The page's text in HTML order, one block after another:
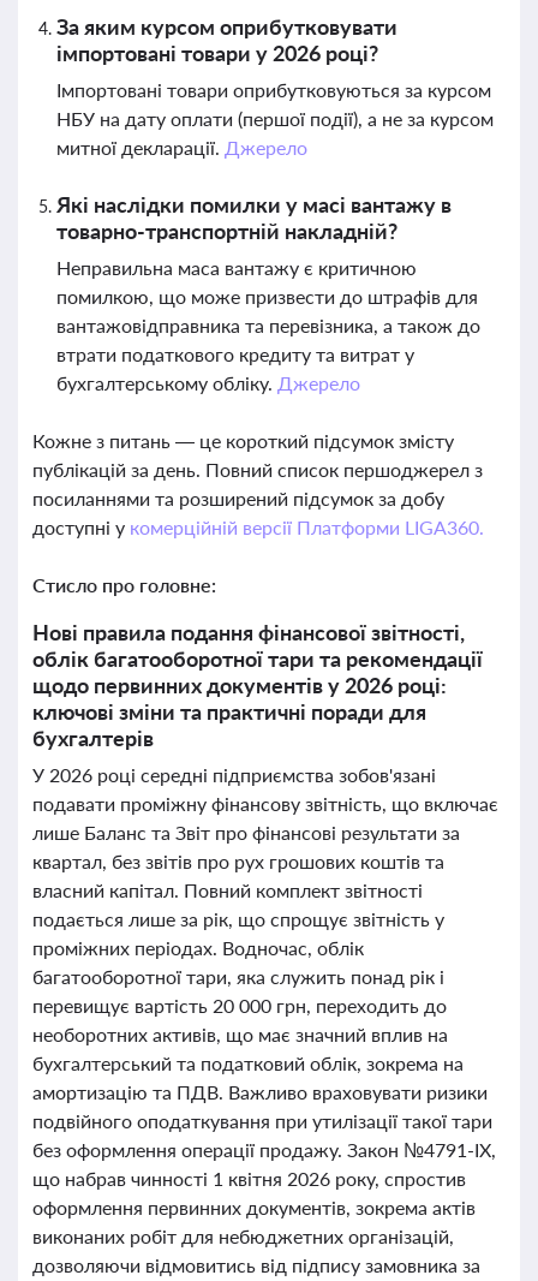
За яким курсом оприбутковувати
імпортовані товари у 2026 році?
Імпортовані товари оприбутковуються за курсом
НБУ на дату оплати (першої події), а не за курсом
митної декларації. Джерело
Які наслідки помилки у масі вантажу в
товарно-транспортній накладній?
Неправильна маса вантажу є критичною
помилкою, що може призвести до штрафів для
вантажовідправника та перевізника, а також до
втрати податкового кредиту та витрат у
бухгалтерському обліку. Джерело
Кожне з питань — це короткий підсумок змісту
публікацій за день. Повний список першоджерел з
посиланнями та розширений підсумок за добу
доступні у комерційній версії Платформи LIGA360.
Стисло про головне:
Нові правила подання фінансової звітності,
облік багатооборотної тари та рекомендації
щодо первинних документів у 2026 році:
ключові зміни та практичні поради для
бухгалтерів
У 2026 році середні підприємства зобов'язані
подавати проміжну фінансову звітність, що включає
лише Баланс та Звіт про фінансові результати за
квартал, без звітів про рух грошових коштів та
власний капітал. Повний комплект звітності
подається лише за рік, що спрощує звітність у
проміжних періодах. Водночас, облік
багатооборотної тари, яка служить понад рік і
перевищує вартість 20 000 грн, переходить до
необоротних активів, що має значний вплив на
бухгалтерський та податковий облік, зокрема на
амортизацію та ПДВ. Важливо враховувати ризики
подвійного оподаткування при утилізації такої тари
без оформлення операції продажу. Закон №4791-IX,
що набрав чинності 1 квітня 2026 року, спростив
оформлення первинних документів, зокрема актів
виконаних робіт для небюджетних організацій,
дозволяючи відмовитись від підпису замовника за